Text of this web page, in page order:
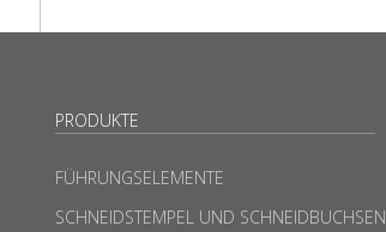
PRODUKTE
FÜHRUNGSELEMENTE
SCHNEIDSTEMPEL UND SCHNEIDBUCHSEN